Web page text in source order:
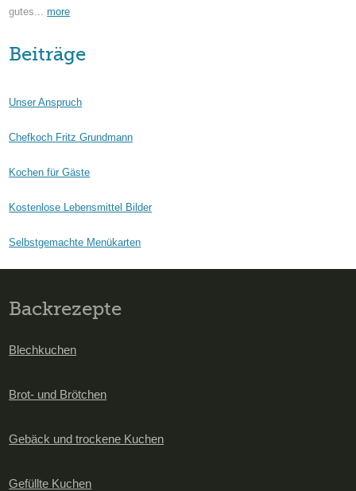
gutes...more
Beiträge
Unser Anspruch
Chefkoch Fritz Grundmann
Kochen für Gäste
Kostenlose Lebensmittel Bilder
Selbstgemachte Menükarten
Backrezepte
Blechkuchen
Brot- und Brötchen
Gebäck und trockene Kuchen
Gefüllte Kuchen